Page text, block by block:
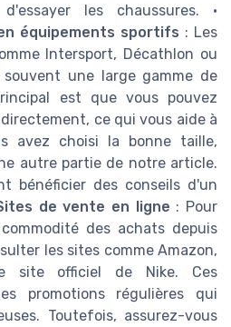
les chaussures. •
équipements sportifs : Les
Intersport, Décathlon ou
souvent une large gamme de
est que vous pouvez
ce qui vous aide à
avez choisi la bonne taille,
autre partie de notre article.
bénéficier des conseils d'un
de vente en ligne : Pour
des achats depuis
les sites comme Amazon,
site officiel de Nike. Ces
promotions régulières qui
Toutefois, assurez-vous